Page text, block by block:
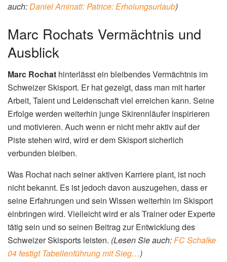
auch:Daniel Aminati: Patrice: Erholungsurlaub)
Marc Rochats Vermächtnis und
Ausblick
Marc Rochat hinterlässt ein bleibendes Vermächtnis im
Schweizer Skisport. Er hat gezeigt, dass man mit harter
Arbeit, Talent und Leidenschaft viel erreichen kann. Seine
Erfolge werden weiterhin junge Skirennläufer inspirieren
und motivieren. Auch wenn er nicht mehr aktiv auf der
Piste stehen wird, wird er dem Skisport sicherlich
verbunden bleiben.
Was Rochat nach seiner aktiven Karriere plant, ist noch
nicht bekannt. Es ist jedoch davon auszugehen, dass er
seine Erfahrungen und sein Wissen weiterhin im Skisport
einbringen wird. Vielleicht wird er als Trainer oder Experte
tätig sein und so seinen Beitrag zur Entwicklung des
Schweizer Skisports leisten. (Lesen Sie auch:FC Schalke
04 festigt Tabellenführung mit Sieg…)